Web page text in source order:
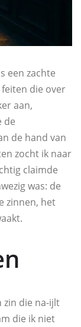
een zachte
die over
aan,
de
de hand van
zocht ik naar
claimde
was: de
zinnen, het
zin die na-ijlt
die ik niet